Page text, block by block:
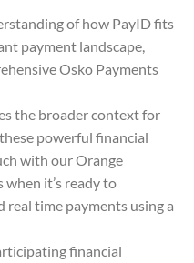
of how PayID fits
payment landscape,
Osko Payments
the broader context for
powerful financial
with our Orange
when it’s ready to
real time payments using a
financial